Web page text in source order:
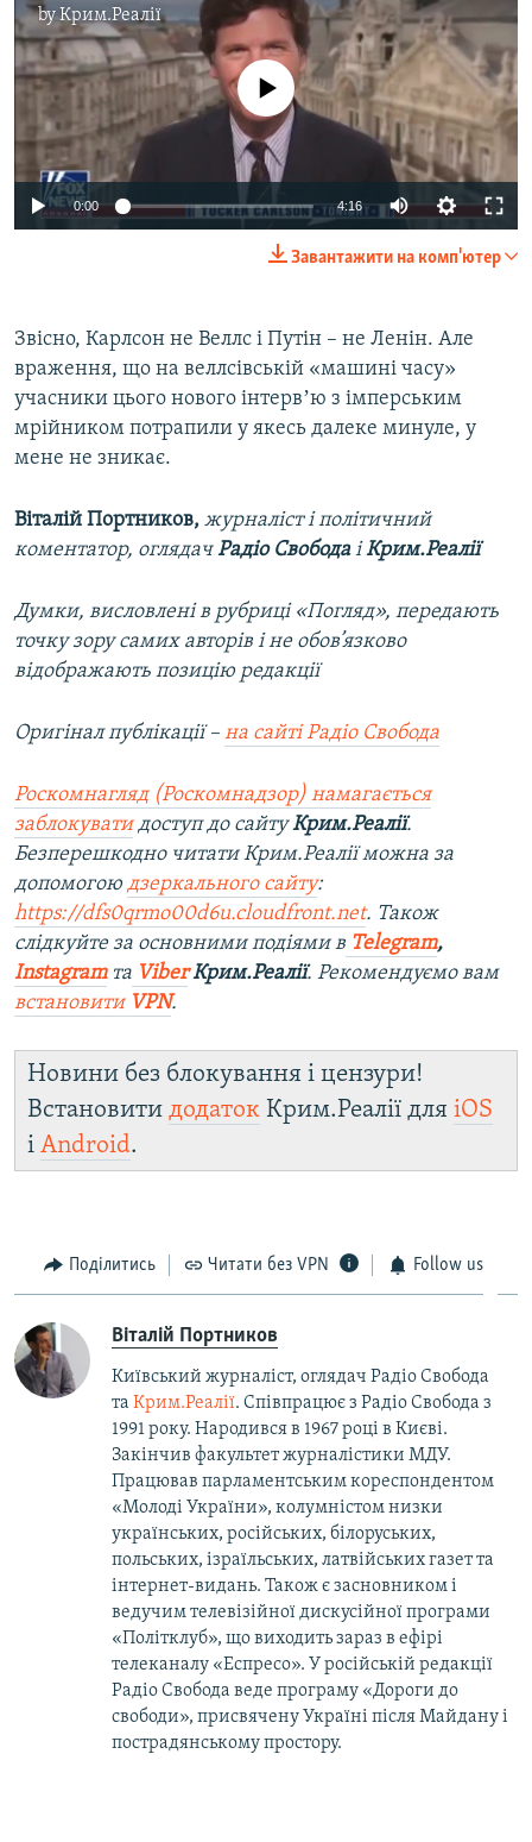
byКрим.Реалії
720p 1080p
No media source currently available
0:00 4:16
720p
1080p
Завантажити на комп'ютер
Звісно, Карлсон не Веллс і Путін – не Ленін. Але
враження, що на веллсівській «машині часу»
учасники цього нового інтервʼю з імперським
мрійником потрапили у якесь далеке минуле, у
мене не зникає.
Віталій Портников, журналіст і політичний
коментатор, оглядачРадіо СвободаіКрим.Реалії
Думки, висловлені в рубриці «Погляд», передають
точку зору самих авторів і не обов’язково
відображають позицію редакції
Оригінал публікації – на сайті Радіо Свобода
Роскомнагляд (Роскомнадзор) намагається
заблокуватидоступ до сайтуКрим.Реалії.
Безперешкодно читати Крим.Реалії можна за
допомогою дзеркального сайту:
https://dfs0qrmo00d6u.cloudfront.net. Також
слідкуйте за основними подіями в Telegram,
Instagramта ViberКрим.Реалії. Рекомендуємо вам
встановити VPN.
Новини без блокування і цензури!
Встановити додаток Крим.Реалії для iOS
і Android.
Поділитись Читати без VPN Follow us
Віталій Портников
Київський журналіст, оглядач Радіо Свобода
та Крим.Реалії. Співпрацює з Радіо Свобода з
1991 року. Народився в 1967 році в Києві.
Закінчив факультет журналістики МДУ.
Працював парламентським кореспондентом
«Молоді України», колумністом низки
українських, російських, білоруських,
польських, ізраїльських, латвійських газет та
інтернет-видань. Також є засновником і
ведучим телевізійної дискусійної програми
«Політклуб», що виходить зараз в ефірі
телеканалу «Еспресо». У російській редакції
Радіо Свобода веде програму «Дороги до
свободи», присвячену Україні після Майдану і
пострадянському простору.